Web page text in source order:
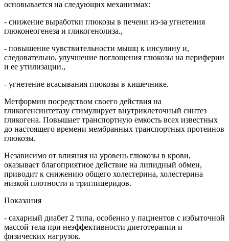
основывается на следующих механизмах:
- снижение выработки глюкозы в печени из-за угнетения
глюконеогенеза и гликогенолиза.,
- повышение чувствительности мышц к инсулину и,
следовательно, улучшение поглощения глюкозы на периферии
и ее утилизации.,
- угнетение всасывания глюкозы в кишечнике.
Метформин посредством своего действия на
гликогенсинтетазу стимулирует внутриклеточный синтез
гликогена. Повышает транспортную емкость всех известных
до настоящего времени мембранных транспортных протеинов
глюкозы.
Независимо от влияния на уровень глюкозы в крови,
оказывает благоприятное действие на липидный обмен,
приводит к снижению общего холестерина, холестерина
низкой плотности и триглицеридов.
Показания
- сахарный диабет 2 типа, особенно у пациентов с избыточной
массой тела при неэффективности диетотерапии и
физических нагрузок.